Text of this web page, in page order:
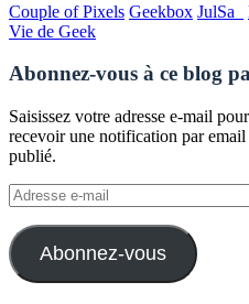
Couple of Pixels Geekbox JulSa_
Vie de Geek
Abonnez-vous à ce blog
Saisissez votre adresse e-mail
recevoir une notification par
publié.
Adresse
e-
mail
Abonnez-vous